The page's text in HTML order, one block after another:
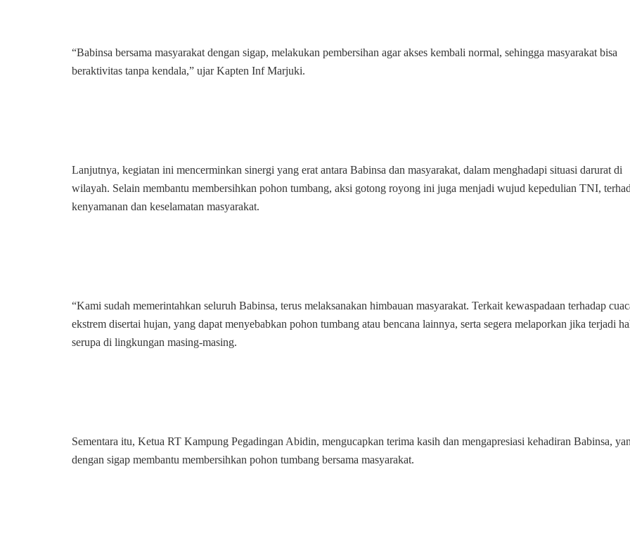
“Babinsa bersama masyarakat dengan sigap, melakukan pembersihan agar akses kembali normal, sehingga masyarakat bisa
beraktivitas tanpa kendala,” ujar Kapten Inf Marjuki.
Lanjutnya, kegiatan ini mencerminkan sinergi yang erat antara Babinsa dan masyarakat, dalam menghadapi situasi darurat di
wilayah. Selain membantu membersihkan pohon tumbang, aksi gotong royong ini juga menjadi wujud kepedulian TNI,
kenyamanan dan keselamatan masyarakat.
“Kami sudah memerintahkan seluruh Babinsa, terus melaksanakan himbauan masyarakat. Terkait kewaspadaan terhadap
ekstrem disertai hujan, yang dapat menyebabkan pohon tumbang atau bencana lainnya, serta segera melaporkan jika terjadi
serupa di lingkungan masing-masing.
Sementara itu, Ketua RT Kampung Pegadingan Abidin, mengucapkan terima kasih dan mengapresiasi kehadiran Babinsa,
dengan sigap membantu membersihkan pohon tumbang bersama masyarakat.